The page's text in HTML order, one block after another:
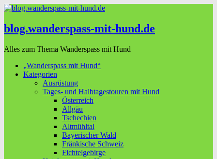
blog.wanderspass-mit-hund.de
Alles zum Thema Wanderspass mit Hund
„Wanderspass mit Hund“
Kategorien
Ausrüstung
Tages- und Halbtagestouren mit Hund
Österreich
Allgäu
Tschechien
Altmühltal
Bayerischer Wald
Fränkische Schweiz
Fichtelgebirge